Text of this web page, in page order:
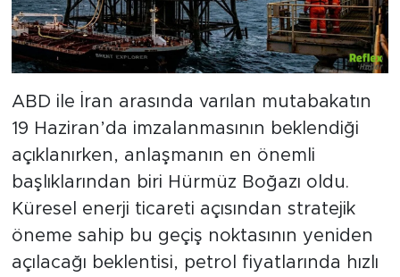
ABD ile İran arasında varılan mutabakatın
19 Haziran’da imzalanmasının beklendiği
açıklanırken, anlaşmanın en önemli
başlıklarından biri Hürmüz Boğazı oldu.
Küresel enerji ticareti açısından stratejik
öneme sahip bu geçiş noktasının yeniden
açılacağı beklentisi, petrol fiyatlarında hızlı